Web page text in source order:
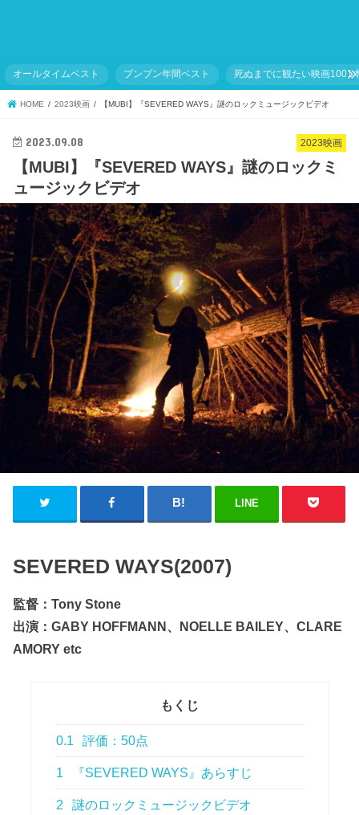
オールタイムベスト ブンブン年間ベスト 死ぬまでに観たい映画1001
HOME 2023映画 【MUBI】『SEVERED WAYS』謎のロックミュージックビデオ
2023映画
2023.09.08
【MUBI】『SEVERED WAYS』謎のロックミ
ュージックビデオ
LINE
SEVERED WAYS(2007)
監督：Tony Stone
出演：GABY HOFFMANN、NOELLE BAILEY、CLARE
AMORY etc
もくじ
0.1 評価：50点
1 『SEVERED WAYS』あらすじ
2 謎のロックミュージックビデオ